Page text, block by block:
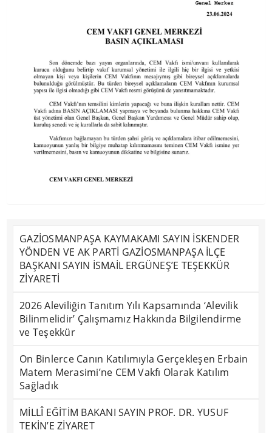
GAZİOSMANPAŞA KAYMAKAMI SAYIN İSKENDER
YÖNDEN VE AK PARTİ GAZİOSMANPAŞA İLÇE
BAŞKANI SAYIN İSMAİL ERGÜNEŞ’E TEŞEKKÜR
ZİYARETİ
2026 Aleviliğin Tanıtım Yılı Kapsamında ‘Alevilik
Bilinmelidir’ Çalışmamız Hakkında Bilgilendirme
ve Teşekkür
On Binlerce Canın Katılımıyla Gerçekleşen Erbain
Matem Merasimi’ne CEM Vakfı Olarak Katılım
Sağladık
MİLLÎ EĞİTİM BAKANI SAYIN PROF. DR. YUSUF
TEKİN’E ZİYARET